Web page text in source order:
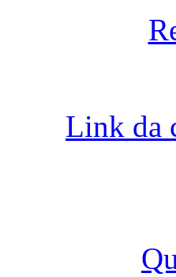
Link da